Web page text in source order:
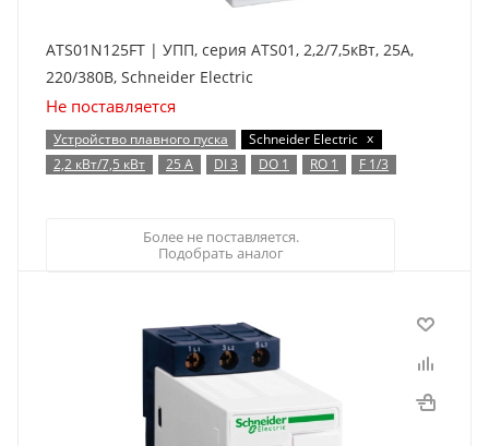
ATS01N125FT | УПП, серия ATS01, 2,2/7,5кВт, 25А,
220/380В, Schneider Electric
Не поставляется
Устройство плавного пуска Schneider Electric x
2,2 кВт/7,5 кВт
25 А DI 3 DO 1 RO 1 F 1/3
Более не поставляется.
Подобрать аналог